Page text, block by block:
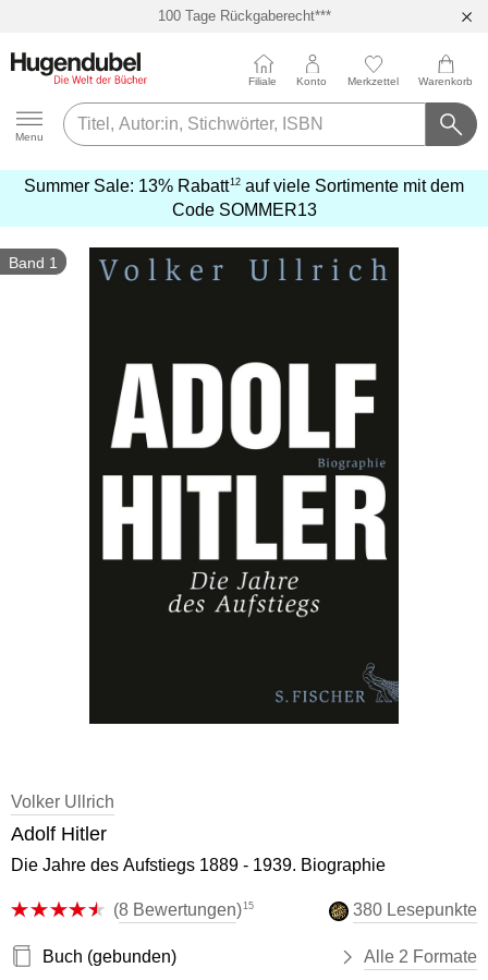
100 Tage Rückgaberecht***
Hugendubel
Menu
Filiale Konto Merkzettel Warenkorb
Summer Sale: 13% Rabatt12 auf viele Sortimente mit dem
Code SOMMER13
erfahren
Band 1
Volker Ullrich
Adolf Hitler
Die Jahre des Aufstiegs 1889 - 1939. Biographie
(8 Bewertungen) 15 380 Lesepunkte
Buch (gebunden) Alle 2 Formate